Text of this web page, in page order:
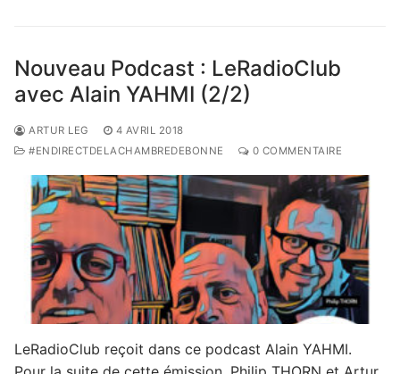
Nouveau Podcast : LeRadioClub
avec Alain YAHMI (2/2)
ARTUR LEG
4 AVRIL 2018
#ENDIRECTDELACHAMBREDEBONNE
0 COMMENTAIRE
LeRadioClub reçoit dans ce podcast Alain YAHMI.